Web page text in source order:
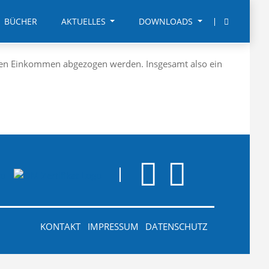
BÜCHER AKTUELLES DOWNLOADS
Einkommen abgezogen werden. Insgesamt also ein
KONTAKT IMPRESSUM DATENSCHUTZ